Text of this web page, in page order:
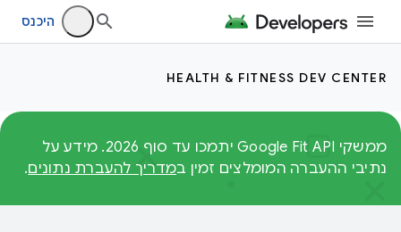
היכנס
HEALTH & FITNESS DEV CENTER
ממשקי Google Fit API יתמכו עד סוף 2026. מידע על
נתיבי ההעברה המומלצים זמין במדריך להעברת נתונים.